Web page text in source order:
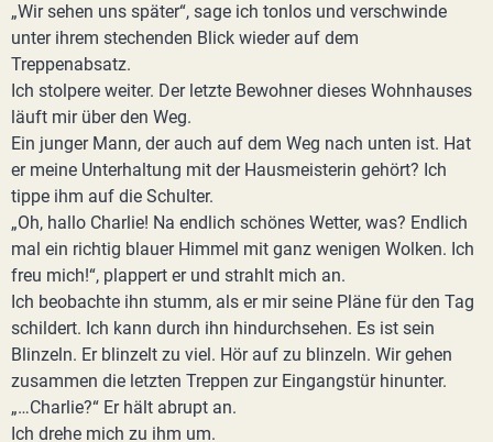
„Wir sehen uns später“, sage ich tonlos und verschwinde
unter ihrem stechenden Blick wieder auf dem
Treppenabsatz.
Ich stolpere weiter. Der letzte Bewohner dieses Wohnhauses
läuft mir über den Weg.
Ein junger Mann, der auch auf dem Weg nach unten ist. Hat
er meine Unterhaltung mit der Hausmeisterin gehört? Ich
tippe ihm auf die Schulter.
„Oh, hallo Charlie! Na endlich schönes Wetter, was? Endlich
mal ein richtig blauer Himmel mit ganz wenigen Wolken. Ich
freu mich!“, plappert er und strahlt mich an.
Ich beobachte ihn stumm, als er mir seine Pläne für den Tag
schildert. Ich kann durch ihn hindurchsehen. Es ist sein
Blinzeln. Er blinzelt zu viel. Hör auf zu blinzeln. Wir gehen
zusammen die letzten Treppen zur Eingangstür hinunter.
„…Charlie?“ Er hält abrupt an.
Ich drehe mich zu ihm um.